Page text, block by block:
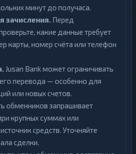
минут до получаса.
зачисления. Перед
какие данные требует
карты, номер счёта или телефон
Jusan Bank может ограничивать
перевода — особенно для
или новых счетов.
обменников запрашивает
крупных суммах или
средств. Уточняйте
сделки.